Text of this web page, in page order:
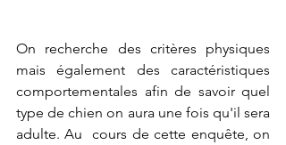
On recherche des critères physiques
mais également des caractéristiques
comportementales afin de savoir quel
type de chien on aura une fois qu'il sera
adulte. Au  cours de cette enquête, on